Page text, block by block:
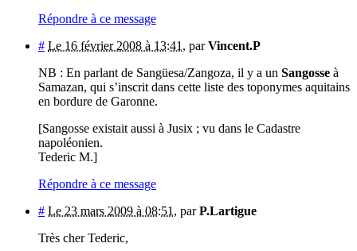
Répondre à ce message
# Le 16 février 2008 à 13:41, parVincent.P
NB : En parlant de Sangüesa/Zangoza, il y a un Sangosse à
Samazan, qui s’inscrit dans cette liste des toponymes aquitains
en bordure de Garonne.
[Sangosse existait aussi à Jusix ; vu dans le Cadastre
napoléonien.
Tederic M.]
Répondre à ce message
# Le 23 mars 2009 à 08:51, parP.Lartigue
Très cher Tederic,